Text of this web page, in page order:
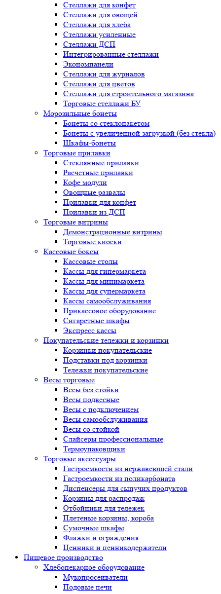
Стеллажи для конфет
Стеллажи для овощей
Стеллажи для хлеба
Стеллажи усиленные
Стеллажи ДСП
Интегрированные стеллажи
Экономпанели
Стеллажи для журналов
Стеллажи для цветов
Стеллажи для строительного магазина
Торговые стеллажи БУ
Морозильные бонеты
Бонеты со стеклопакетом
Бонеты с увеличенной загрузкой (без стекла)
Шкафы-бонеты
Торговые прилавки
Стеклянные прилавки
Расчетные прилавки
Кофе модули
Овощные развалы
Прилавки для конфет
Прилавки из ДСП
Торговые витрины
Демонстрационные витрины
Торговые киоски
Кассовые боксы
Кассовые столы
Кассы для гипермаркета
Кассы для минимаркета
Кассы для супермаркета
Кассы самообслуживания
Прикассовое оборудование
Сигаретные шкафы
Экспресс кассы
Покупательские тележки и корзинки
Корзинки покупательские
Подставки под корзинки
Тележки покупательские
Весы торговые
Весы без стойки
Весы подвесные
Весы с подключением
Весы самообслуживания
Весы со стойкой
Слайсеры профессиональные
Термоупаковщики
Торговые аксессуары
Гастроемкости из нержавеющей стали
Гастроемкости из поликарбоната
Диспенсеры для сыпучих продуктов
Корзины для распродаж
Отбойники для тележек
Плетеные корзины, короба
Сумочные шкафы
Флажки и ограждения
Ценники и ценникодержатели
Пищевое производство
Хлебопекарное оборудование
Мукопросеиватели
Подовые печи